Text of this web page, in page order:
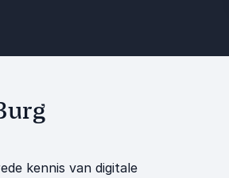
kennis van digitale